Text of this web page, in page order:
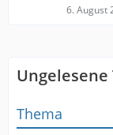
6. August
Ungelesene
Thema